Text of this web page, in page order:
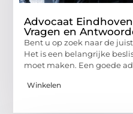
Advocaat
Vragen en
Bent u op zoek naar de
Het is een belangrijke
moet maken. Een goede
Winkelen